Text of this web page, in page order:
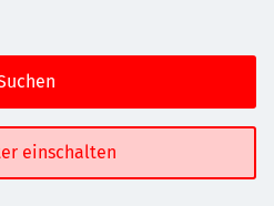
einschalten